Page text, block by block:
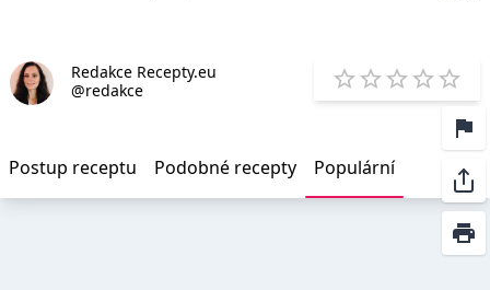
Redakce Recepty.eu
@redakce
1 Star
2 Stars
3 Stars
4 5
Postup receptu Podobné recepty Populární